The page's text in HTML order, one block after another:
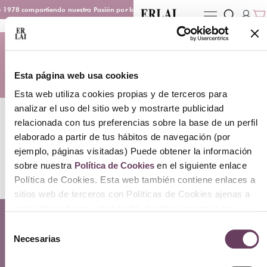
Esta página web usa cookies
Esta web utiliza cookies propias y de terceros para
analizar el uso del sitio web y mostrarte publicidad
relacionada con tus preferencias sobre la base de un perfil
elaborado a partir de tus hábitos de navegación (por
ejemplo, páginas visitadas) Puede obtener la información
sobre nuestra Política de Cookiesen el siguiente enlace
Política de Cookies. Esta web también contiene enlaces a
sitios web de terceros con Políticas de Cookies ajenas a
Necesarias
1978 compartiendo nuestra Pasión por los Perfumes Entrega en 48/72 h
Profumum Roma
Inicio/Hogar/ Profumum Roma
No products found
Whatsapp: 699 173 188